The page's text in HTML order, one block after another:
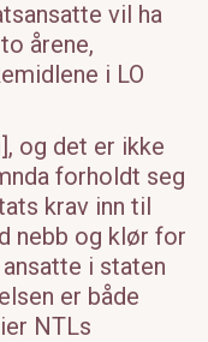
vil ha
årene,
i LO
og det er ikke
forholdt seg
krav inn til
nebb og klør for
i staten
er både
NTLs